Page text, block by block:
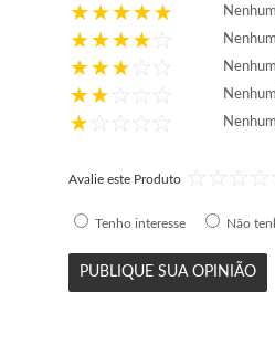
Avalie este Produto
Tenho interesse Não
PUBLIQUE SUA OPINIÃO